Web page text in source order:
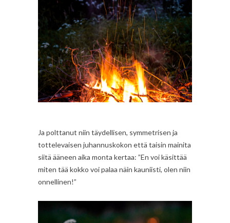
Ja polttanut niin täydellisen, symmetrisen ja
tottelevaisen juhannuskokon että taisin mainita
siitä ääneen aika monta kertaa: ”En voi käsittää
miten tää kokko voi palaa näin kauniisti, olen niin
onnellinen!”